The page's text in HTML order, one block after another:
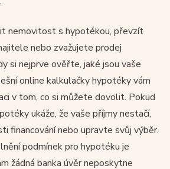
nemovitost s hypotékou, převzít
nebo zvažujete prodej
si nejprve ověřte, jaké jsou vaše
online kalkulačky hypotéky vám
v tom, co si můžete dovolit. Pokud
ukáže, že vaše příjmy nestačí,
financování nebo upravte svůj výběr.
podmínek pro hypotéku je
žádná banka úvěr neposkytne